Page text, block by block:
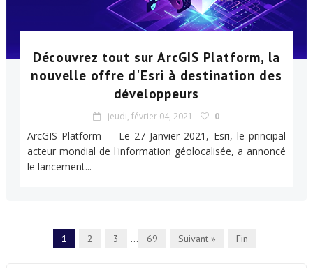
Découvrez tout sur ArcGIS Platform, la
nouvelle offre d'Esri à destination des
développeurs
jeudi, février 04, 2021 0
ArcGIS Platform Le 27 Janvier 2021, Esri, le principal
acteur mondial de l'information géolocalisée, a annoncé
le lancement...
1 2 3 ... 69 Suivant » Fin